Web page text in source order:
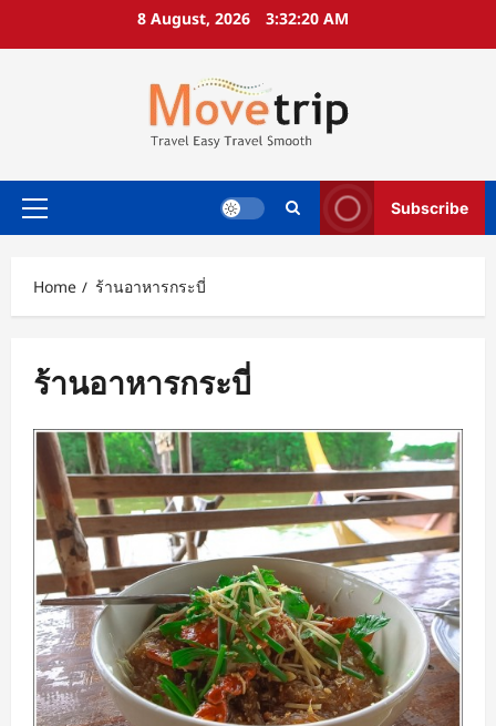
8 August, 2026 3:32:21 AM
Primary
Subscribe
Home ร้านอาหารกระบี่
ร้านอาหารกระบี่